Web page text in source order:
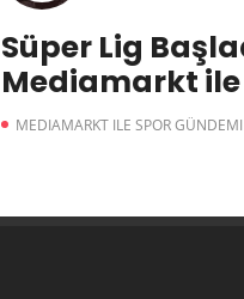
Süper Lig
Mediamarkt ile
Gündemi
MEDIAMARKT ILE SPOR GÜNDEMI